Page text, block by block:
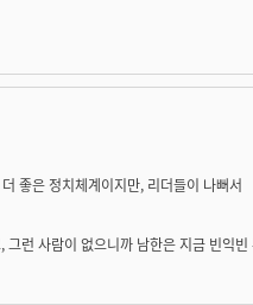
좋은 정치체계이지만, 리더들이 나뻐서
런 사람이 없으니까 남한은 지금 빈익빈